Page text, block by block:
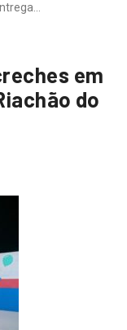
em
do